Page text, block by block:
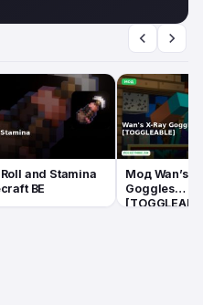
and Stamina
BE
Мод Wan’s
Goggles